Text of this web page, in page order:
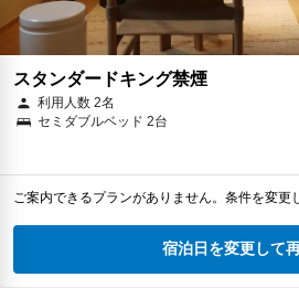
スタンダードキング禁煙
利用人数 2名
セミダブルベッド 2台
ご案内できるプランがありません。条件を変更
宿泊日を変更して